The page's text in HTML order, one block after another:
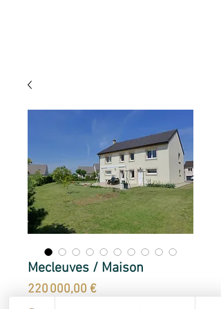
Mecleuves / Maison
220 000,00 €Prix